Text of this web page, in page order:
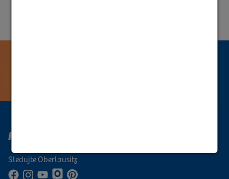
Horní Lužice Digital
Sledujte Oberlausitz